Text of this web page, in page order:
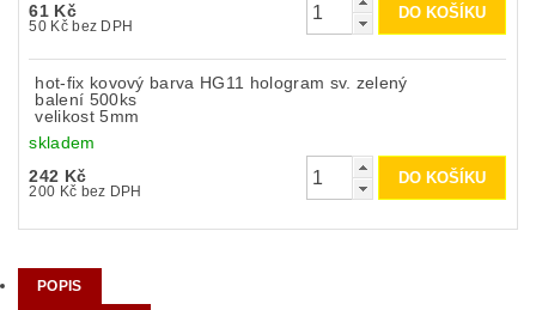
61 Kč
50 Kč bez DPH
hot-fix kovový barva HG11 hologram sv. zelený
balení 500ks
velikost 5mm
skladem
242 Kč
200 Kč bez DPH
POPIS